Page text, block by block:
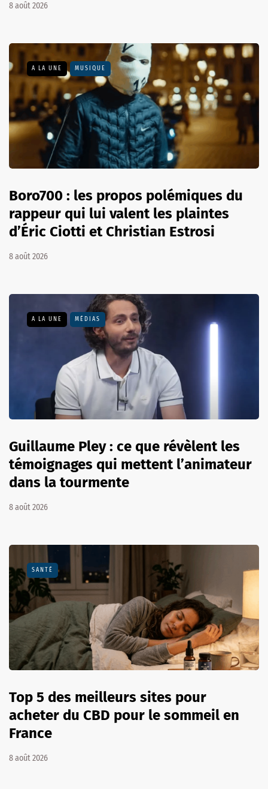
8 août 2026
A LA UNE MUSIQUE
Boro700 : les propos polémiques du
rappeur qui lui valent les plaintes
d’Éric Ciotti et Christian Estrosi
8 août 2026
A LA UNE MÉDIAS
Guillaume Pley : ce que révèlent les
témoignages qui mettent l’animateur
dans la tourmente
8 août 2026
SANTÉ
Top 5 des meilleurs sites pour
acheter du CBD pour le sommeil en
France
8 août 2026